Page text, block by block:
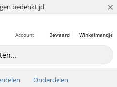
bedenktijd
van 5 ×
Winkelmandje
Bewaard
Account
Onderdelen